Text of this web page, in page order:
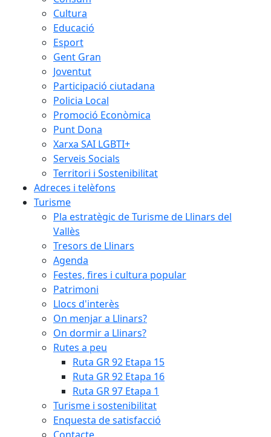
Cultura
Educació
Esport
Gent Gran
Joventut
Participació ciutadana
Policia Local
Promoció Econòmica
Punt Dona
Xarxa SAI LGBTI+
Serveis Socials
Territori i Sostenibilitat
Adreces i telèfons
Turisme
Pla estratègic de Turisme de Llinars del
Vallès
Tresors de Llinars
Agenda
Festes, fires i cultura popular
Patrimoni
Llocs d'interès
On menjar a Llinars?
On dormir a Llinars?
Rutes a peu
Ruta GR 92 Etapa 15
Ruta GR 92 Etapa 16
Ruta GR 97 Etapa 1
Turisme i sostenibilitat
Enquesta de satisfacció